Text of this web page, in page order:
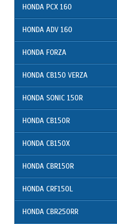
HONDA PCX 160
HONDA ADV 160
HONDA FORZA
HONDA CB150 VERZA
HONDA SONIC 150R
HONDA CB150R
HONDA CB150X
HONDA CBR150R
HONDA CRF150L
HONDA CBR250RR